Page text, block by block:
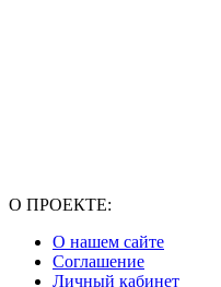
О ПРОЕКТЕ:
О нашем сайте
Соглашение
Личный кабинет